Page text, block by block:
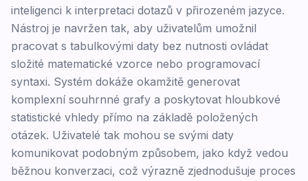
inteligenci k interpretaci dotazů v přirozeném jazyce.
Nástroj je navržen tak, aby uživatelům umožnil
pracovat s tabulkovými daty bez nutnosti ovládat
složité matematické vzorce nebo programovací
syntaxi. Systém dokáže okamžitě generovat
komplexní souhrnné grafy a poskytovat hloubkové
statistické vhledy přímo na základě položených
otázek. Uživatelé tak mohou se svými daty
komunikovat podobným způsobem, jako když vedou
běžnou konverzaci, což výrazně zjednodušuje proces